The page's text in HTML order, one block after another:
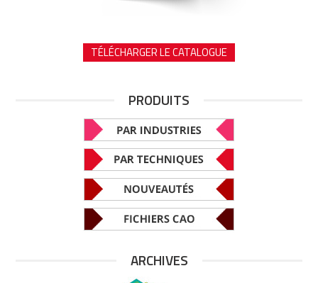
TÉLÉCHARGER LE CATALOGUE
PRODUITS
ARCHIVES